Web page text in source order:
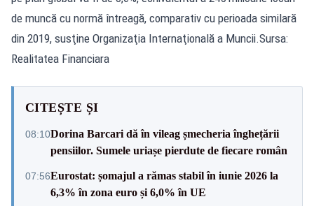
de muncă cu normă întreagă, comparativ cu perioada similară
din 2019, susţine Organizaţia Internaţională a Muncii.Sursa:
Realitatea Financiara
CITEȘTE ȘI
08:10Dorina Barcari dă în vileag șmecheria înghețării
pensiilor. Sumele uriașe pierdute de fiecare român
07:56Eurostat: șomajul a rămas stabil în iunie 2026 la
6,3% în zona euro și 6,0% în UE